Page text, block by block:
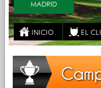
INICIO EL